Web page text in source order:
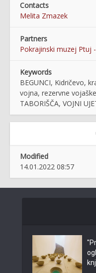
Contacts
Melita Zmazek
Partners
Pokrajinski muzej Ptuj
Keywords
BEGUNCI, Kidričevo,
vojna, rezervne
TABORIŠČA, VOJNI
Modified
14.01.2022 08:57